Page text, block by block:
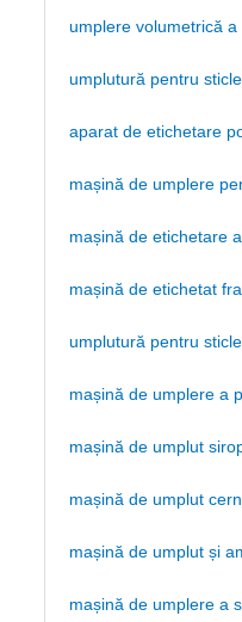
umplere volumetrică a
umplutură pentru
aparat de etichetare
mașină de umplere
mașină de etichetare
mașină de etichetat
umplutură pentru
mașină de umplere a
mașină de umplut
mașină de umplut
mașină de umplut și
mașină de umplere a